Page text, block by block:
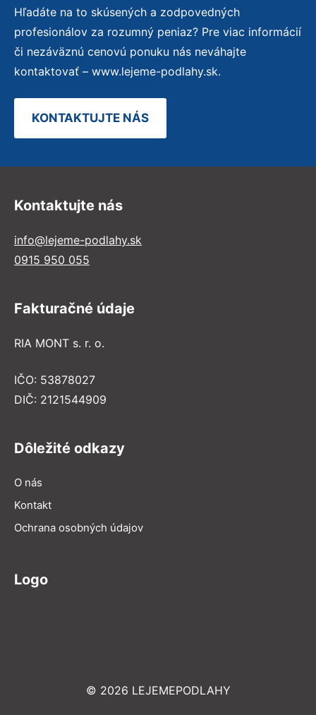
Hľadáte na to skúsených a zodpovedných
profesionálov za rozumný peniaz? Pre viac informácií
či nezáväznú cenovú ponuku nás neváhajte
kontaktovať – www.lejeme-podlahy.sk.
KONTAKTUJTE NÁS
Kontaktujte nás
info@lejeme-podlahy.sk
0915 950 055
Fakturačné údaje
RIA MONT s. r. o.
IČO: 53878027
DIČ: 2121544909
Dôležité odkazy
O nás
Kontakt
Ochrana osobných údajov
Logo
© 2026 LEJEMEPODLAHY